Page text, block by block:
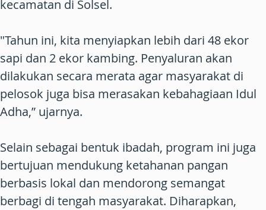
kecamatan di Solsel.
"Tahun ini, kita menyiapkan lebih dari 48 ekor
sapi dan 2 ekor kambing. Penyaluran akan
dilakukan secara merata agar masyarakat di
pelosok juga bisa merasakan kebahagiaan Idul
Adha,” ujarnya.
Selain sebagai bentuk ibadah, program ini juga
bertujuan mendukung ketahanan pangan
berbasis lokal dan mendorong semangat
berbagi di tengah masyarakat. Diharapkan,